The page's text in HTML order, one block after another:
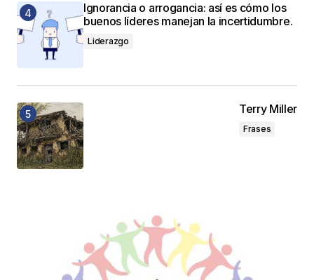
Ignorancia o arrogancia: así es cómo los
buenos líderes manejan la incertidumbre.
Liderazgo
Terry Miller
Frases